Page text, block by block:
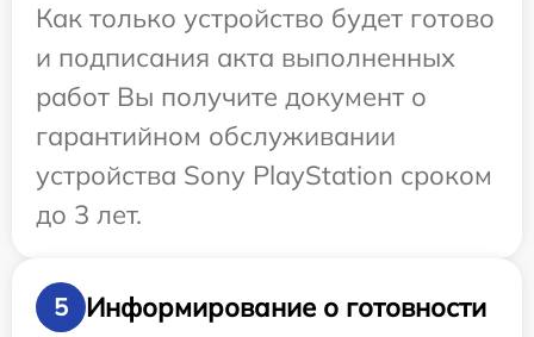
Как только устройство будет готово
и подписания акта выполненных
работ Вы получите документ о
гарантийном обслуживании
устройства Sony PlayStation сроком
до 3 лет.
5
Информирование о готовности